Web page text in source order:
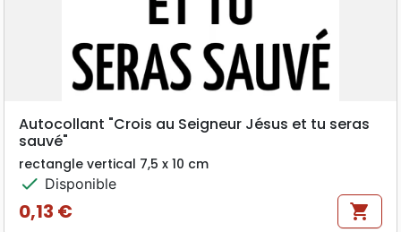
Autocollant "Crois au Seigneur Jésus et tu seras
sauvé"
rectangle vertical 7,5 x 10 cm
check Disponible
Prix
0,13 € shopping_cart